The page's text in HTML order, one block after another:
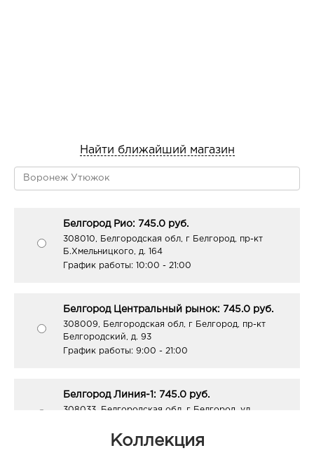
Найти ближайший магазин
Белгород Рио: 745.0 руб.
308010, Белгородская обл, г Белгород, пр-кт
Б.Хмельницкого, д. 164
График работы: 10:00 - 21:00
Белгород Центральный рынок: 745.0 руб.
308009, Белгородская обл, г Белгород, пр-кт
Белгородский, д. 93
График работы: 9:00 - 21:00
Белгород Линия-1: 745.0 руб.
308033, Белгородская обл, г Белгород, ул
График работы:10:00 - 21:00
Коллекция